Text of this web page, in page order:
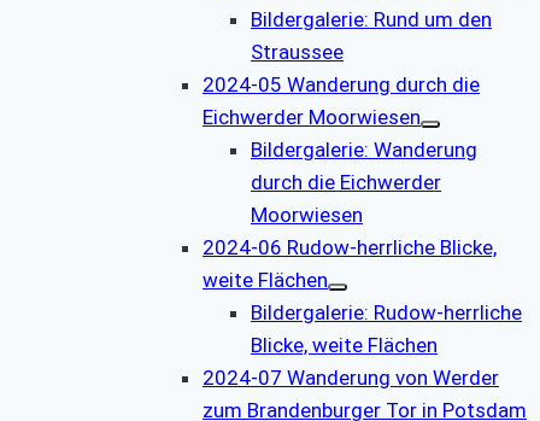
Bildergalerie: Rund um den
Straussee
2024-05 Wanderung durch die
Eichwerder Moorwiesen
Bildergalerie: Wanderung
durch die Eichwerder
Moorwiesen
2024-06 Rudow-herrliche Blicke,
weite Flächen
Bildergalerie: Rudow-herrliche
Blicke, weite Flächen
2024-07 Wanderung von Werder
zum Brandenburger Tor in Potsdam